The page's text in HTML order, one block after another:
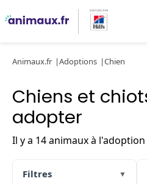
Animaux.fr Adoptions Chien
Chiens et
adopter
Il y a 14 animaux à l'adoption
Filtres ▼